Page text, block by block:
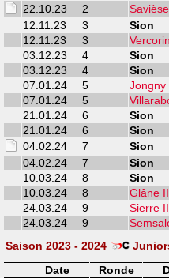
22.10.23
2 Savièse
12.11.23
3 Sion
12.11.23
3 Vercorin
03.12.23
4 Sion
03.12.23
4 Sion
07.01.24
5 Jongny
07.01.24
5
21.01.24
6 Sion
21.01.24
6 Sion
04.02.24
7 Sion
04.02.24
7 Sion
10.03.24
8 Sion
10.03.24
8 Glâne II
24.03.24
9 Sierre II
24.03.24
9
Saison 2023 - 2024
Date
Ronde